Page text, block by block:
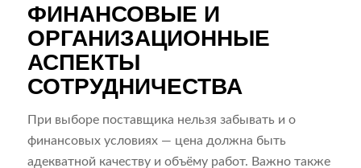
ФИНАНСОВЫЕ И
ОРГАНИЗАЦИОННЫЕ
АСПЕКТЫ
СОТРУДНИЧЕСТВА
При выборе поставщика нельзя забывать и о
финансовых условиях — цена должна быть
адекватной качеству и объёму работ. Важно также